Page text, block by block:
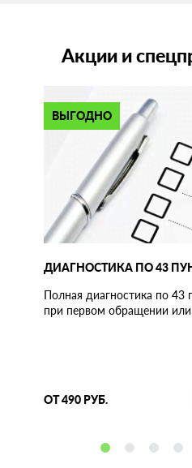
Акции и
ВЫГОДНО
ДИАГНОСТИКА ПО 43
Полная диагностика по 43
при первом обращении
ОТ 490 РУБ.